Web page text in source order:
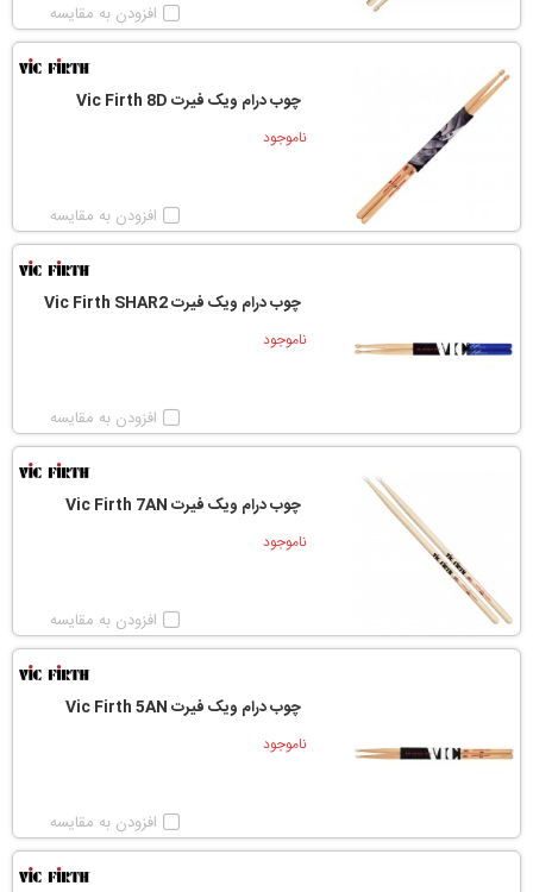
افزودن به مقایسه
چوب درام ویک فیرت Vic Firth 8D
ناموجود
افزودن به مقایسه
چوب درام ویک فیرت Vic Firth SHAR2
ناموجود
افزودن به مقایسه
چوب درام ویک فیرت Vic Firth 7AN
ناموجود
افزودن به مقایسه
چوب درام ویک فیرت Vic Firth 5AN
ناموجود
افزودن به مقایسه